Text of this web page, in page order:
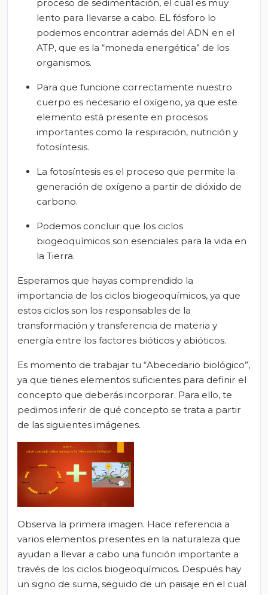
proceso de sedimentación, el cual es muy
lento para llevarse a cabo. EL fósforo lo
podemos encontrar además del ADN en el
ATP, que es la “moneda energética” de los
organismos.
Para que funcione correctamente nuestro
cuerpo es necesario el oxígeno, ya que este
elemento está presente en procesos
importantes como la respiración, nutrición y
fotosíntesis.
La fotosíntesis es el proceso que permite la
generación de oxígeno a partir de dióxido de
carbono.
Podemos concluir que los ciclos
biogeoquímicos son esenciales para la vida en
la Tierra.
Esperamos que hayas comprendido la
importancia de los ciclos biogeoquímicos, ya que
estos ciclos son los responsables de la
transformación y transferencia de materia y
energía entre los factores bióticos y abióticos.
Es momento de trabajar tu “Abecedario biológico”,
ya que tienes elementos suficientes para definir el
concepto que deberás incorporar. Para ello, te
pedimos inferir de qué concepto se trata a partir
de las siguientes imágenes.
Observa la primera imagen. Hace referencia a
varios elementos presentes en la naturaleza que
ayudan a llevar a cabo una función importante a
través de los ciclos biogeoquímicos. Después hay
un signo de suma, seguido de un paisaje en el cual